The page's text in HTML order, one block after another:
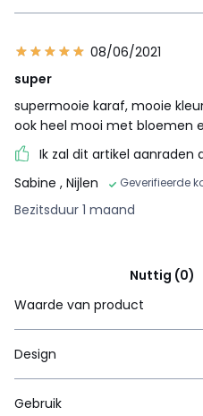
08/06/2021
super
supermooie karaf, mooie
ook heel mooi met bloemen
Ik zal dit artikel aanraden
Sabine , Nijlen Geverifieerde
Bezitsduur 1 maand
Nuttig (0)
Waarde van product
Design
Gebruik